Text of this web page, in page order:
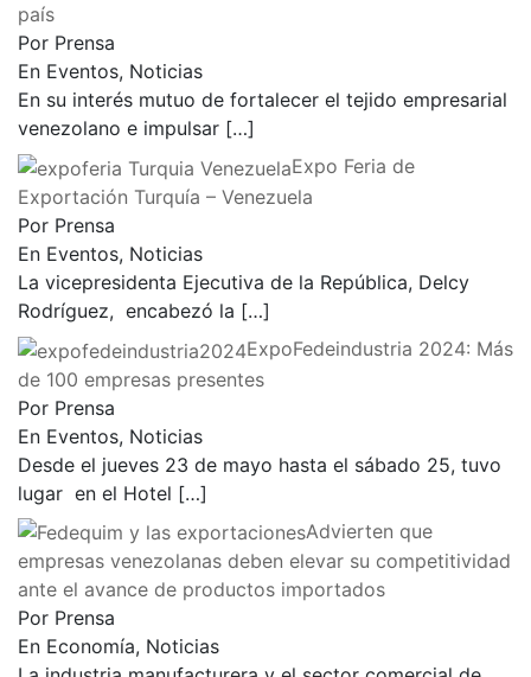
país
Por Prensa
En Eventos, Noticias
En su interés mutuo de fortalecer el tejido empresarial
venezolano e impulsar […]
Expo Feria de
Exportación Turquía – Venezuela
Por Prensa
En Eventos, Noticias
La vicepresidenta Ejecutiva de la República, Delcy
Rodríguez, encabezó la […]
ExpoFedeindustria 2024: Más
de 100 empresas presentes
Por Prensa
En Eventos, Noticias
Desde el jueves 23 de mayo hasta el sábado 25, tuvo
lugar en el Hotel […]
Advierten que
empresas venezolanas deben elevar su competitividad
ante el avance de productos importados
Por Prensa
En Economía, Noticias